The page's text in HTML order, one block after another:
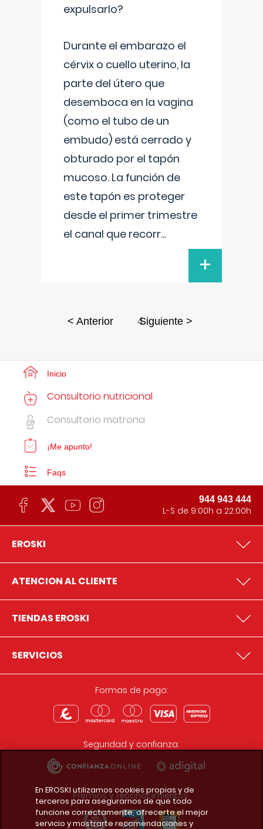
expulsarlo?
Durante el embarazo el
cérvix o cuello uterino, la
parte del útero que
desemboca en la vagina
(como el tubo de un
embudo) está cerrado y
obturado por el tapón
mucoso. La función de
este tapón es proteger
desde el primer trimestre
el canal que recorr...
+
< Anterior 4
Siguiente >
Inicio
Consultorio nutricional
Consultorio matrona
¡Me apunto!
Faqs
944 943 444
L-S de 9:00h a 22:00h
EROSKI
ATENCION AL CLIENTE
TIENDAS EROSKI
SERVICIOS
Formas de pago:
Seguridad y confianza:
Premios y reconocimientos:
En EROSKI utilizamos cookies propias y de
terceros para asegurarnos de que todo
funcione correctamente, ofrecerte el mejor
servicio y mostrarte recomendaciones y